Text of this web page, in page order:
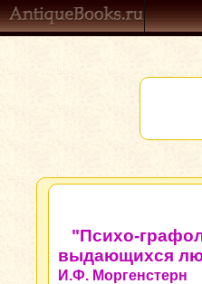
"Психо-
выдающихся
И.Ф. Моргенстерн